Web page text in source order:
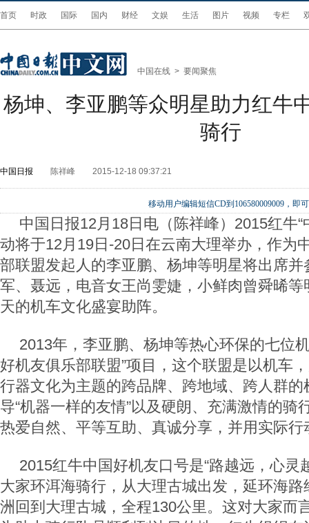
首页 时政 国际 国内 财经 文娱 生活 图片 视频 专栏
中国在线 > 要闻聚焦
杨坤、李亚鹏等众明星助力红牛
骑行
中国日报 陈祥峰 2015-12-18 09:37:21
移动用户编辑短信CD到106580009009，即
中国日报12月18日电（陈祥峰）2015红牛“
动将于12月19日-20日在云南大理举办，作为
部联盟发起人的李亚鹏、杨坤等明星将出席
军、聂远，电音女王尚雯婕，小鲜肉曾舜晞
天的机车文化盛宴助阵。
2013年，李亚鹏、杨坤等热心环保的七位
好机友俱乐部联盟”项目，这个联盟是以机车
行器文化为主题的跨品牌、跨地域、跨人群
导“机器一样的友情”以及硬朗、充满激情的骑
热爱自然、平等互助、真诚分享，并用实际行
2015红牛中国好机友口号是“路越远，心灵
大家环洱海骑行，从大理古城出发，延环海
洲回到大理古城，全程130公里。这对大家而